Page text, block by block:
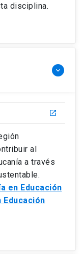
disciplina.
keyboard_arrow_down
launch
al
a través
en Educación
Educación